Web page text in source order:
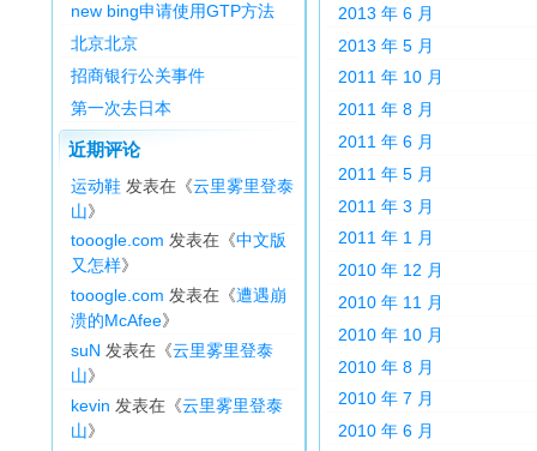
new bing申请使用GTP方法
北京北京
招商银行公关事件
第一次去日本
近期评论
运动鞋 发表在《云里雾里登泰
山》
tooogle.com 发表在《中文版
又怎样》
tooogle.com 发表在《遭遇崩
溃的McAfee》
suN 发表在《云里雾里登泰
山》
kevin 发表在《云里雾里登泰
山》
2013 年 6 月
2013 年 5 月
2011 年 10 月
2011 年 8 月
2011 年 6 月
2011 年 5 月
2011 年 3 月
2011 年 1 月
2010 年 12 月
2010 年 11 月
2010 年 10 月
2010 年 8 月
2010 年 7 月
2010 年 6 月